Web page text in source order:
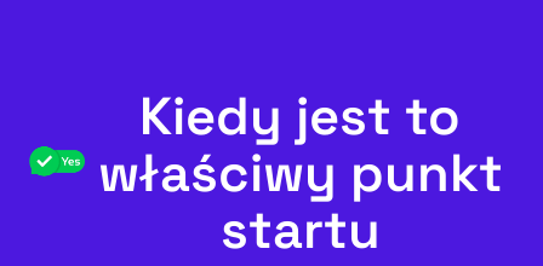
Kiedy jest to
właściwy punkt
startu